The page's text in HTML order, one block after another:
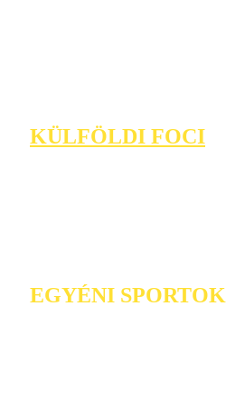
KÜLFÖLDI FOCI
EGYÉNI SPORTOK